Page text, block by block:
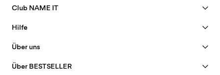
Club NAME IT
Mein Konto
FAQ
Hilfe
Bestellung verfolgen
Über uns
Über BESTSELLER